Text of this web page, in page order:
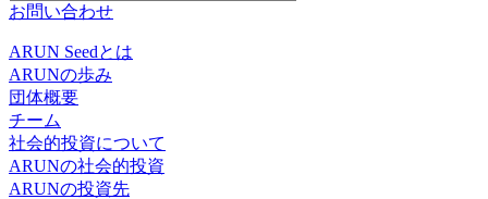
お問い合わせ
ARUN Seedとは
ARUNの歩み
団体概要
チーム
社会的投資について
ARUNの社会的投資
ARUNの投資先